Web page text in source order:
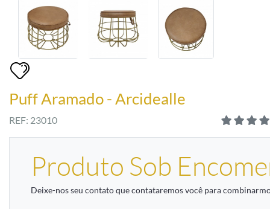
Puff Aramado - Arcidealle
REF: 23010
Produto Sob
Deixe-nos seu contato que contataremos você para